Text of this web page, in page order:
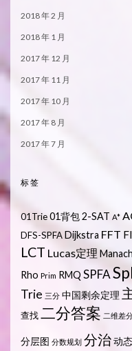
2018 年 2 月
2018 年 1 月
2017 年 12 月
2017 年 11 月
2017 年 10 月
2017 年 8 月
2017 年 7 月
标签
01Trie01背包2-SAT A*
DFS-SPFADijkstra FFT
LCT Lucas定理
Rho Prim RMQ SPFA
Trie 三分 中国剩余定理
查找二分答案 二维差
分层图 分数规划 分治动